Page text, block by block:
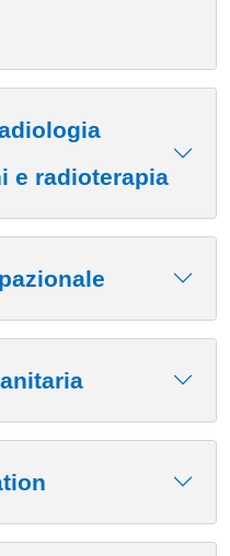
e radioterapia